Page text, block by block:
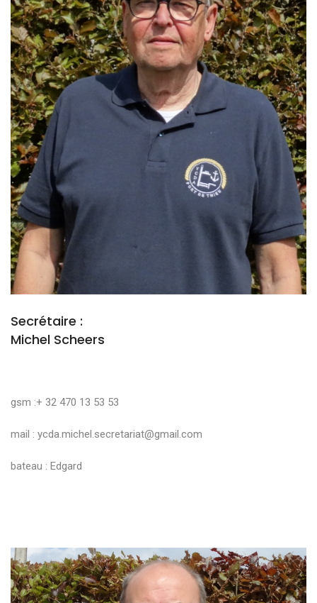
Secrétaire :
Michel Scheers
gsm :+ 32 470 13 53 53
mail : ycda.michel.secretariat@gmail.com
bateau : Edgard